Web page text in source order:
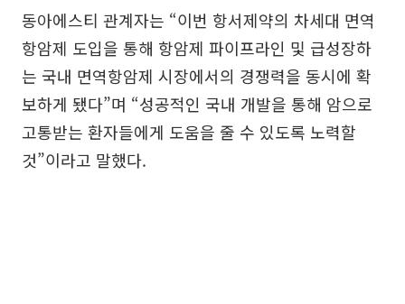
동아에스티 관계자는 “이번 항서제약의 차세대 면역
항암제 도입을 통해 항암제 파이프라인 및 급성장하
는 국내 면역항암제 시장에서의 경쟁력을 동시에 확
보하게 됐다”며 “성공적인 국내 개발을 통해 암으로
고통받는 환자들에게 도움을 줄 수 있도록 노력할
것”이라고 말했다.